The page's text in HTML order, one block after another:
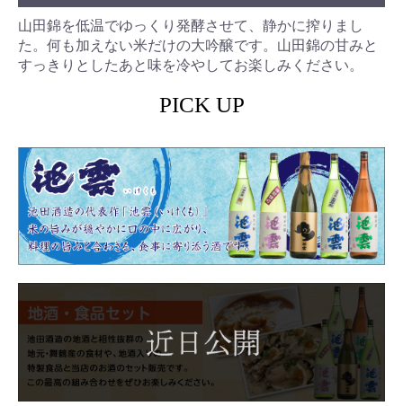
山田錦を低温でゆっくり発酵させて、静かに搾りまし
た。何も加えない米だけの大吟醸です。山田錦の甘みと
すっきりとしたあと味を冷やしてお楽しみください。
PICK UP